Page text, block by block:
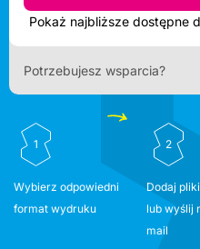
Potrzebujesz wsparcia?
1
Wybierz odpowiedni
format wydruku
2
Dodaj
lub wyślij
mail